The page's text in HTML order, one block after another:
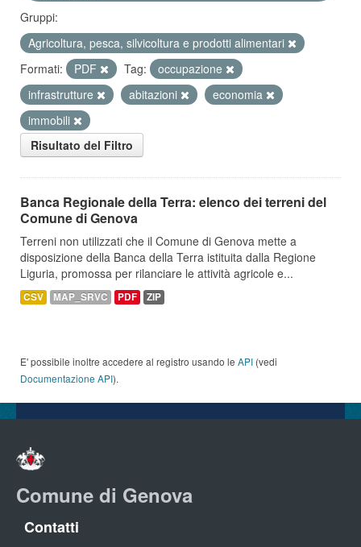
Gruppi:
Agricoltura, pesca, silvicoltura e prodotti alimentari
Formati:
PDF Tag:
occupazione
infrastrutture
abitazioni
economia
immobili
Risultato del Filtro
Banca Regionale della Terra: elenco dei terreni del
Comune di Genova
Terreni non utilizzati che il Comune di Genova mette a
disposizione della Banca della Terra istituita dalla Regione
Liguria, promossa per rilanciare le attività agricole e...
CSV MAP_SRVC PDF ZIP
E' possibile inoltre accedere al registro usando le API (vedi
Documentazione API).
Comune di Genova
Contatti